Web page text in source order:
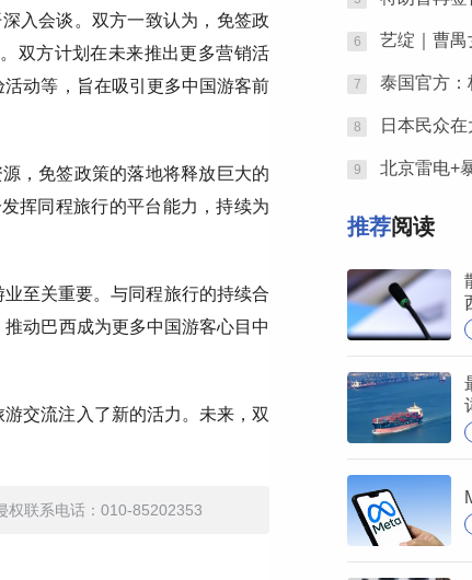
入会谈。双方一致认为，免签政
双方计划在未来推出更多营销活
动等，旨在吸引更多中国游客前
，免签政策的落地将释放巨大的
挥同程旅行的平台能力，持续为
至关重要。与同程旅行的持续合
动巴西成为更多中国游客心目中
交流注入了新的活力。未来，双
权联系电话：010-85202353
6 艺绽｜曹禺女儿
7 泰国官方：
8 日本民众在
9 北京雷电+暴雨双预警
推荐阅读